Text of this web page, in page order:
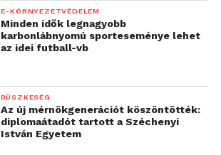
E-KÖRNYEZETVÉDELEM
Minden idők legnagyobb
karbonlábnyomú sporteseménye lehet
az idei futball-vb
BÜSZKESÉG
Az új mérnökgenerációt köszöntötték:
diplomaátadót tartott a Széchenyi
István Egyetem